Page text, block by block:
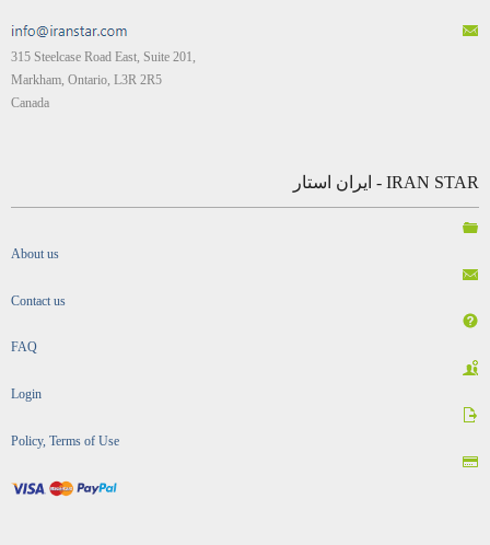
315 Steelcase Road East, Suite 201,
Markham, Ontario, L3R 2R5
Canada
IRAN STAR - ایران استار
About us
Contact us
FAQ
Login
Policy, Terms of Use